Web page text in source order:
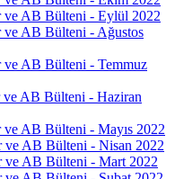
ve AB Bülteni - Eylül 2022
ve AB Bülteni - Ağustos
ve AB Bülteni - Temmuz
ve AB Bülteni - Haziran
ve AB Bülteni - Mayıs 2022
ve AB Bülteni - Nisan 2022
ve AB Bülteni - Mart 2022